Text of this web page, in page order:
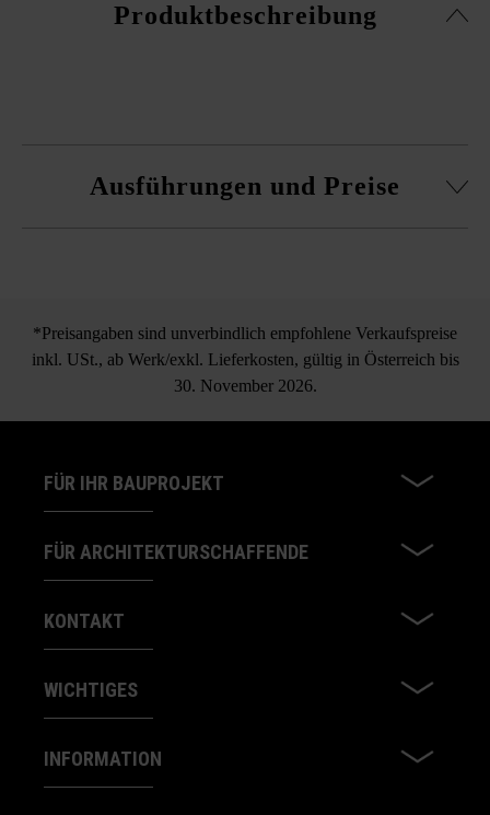
Produktbeschreibung
Ausführungen und Preise
*Preisangaben sind unverbindlich empfohlene Verkaufspreise
inkl. USt., ab Werk/exkl. Lieferkosten, gültig in Österreich bis
30. November 2026.
FÜR IHR BAUPROJEKT
FÜR ARCHITEKTURSCHAFFENDE
KONTAKT
WICHTIGES
INFORMATION